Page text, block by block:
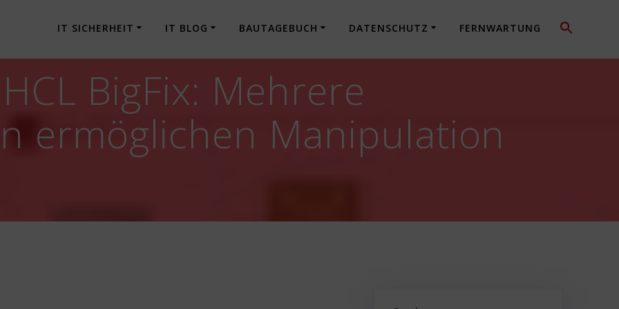
IT SICHERHEIT IT BLOG BAUTAGEBUCH DATENSCHUTZ FERNWARTUNG
BigFix: Mehrere
ermöglichen Manipulation